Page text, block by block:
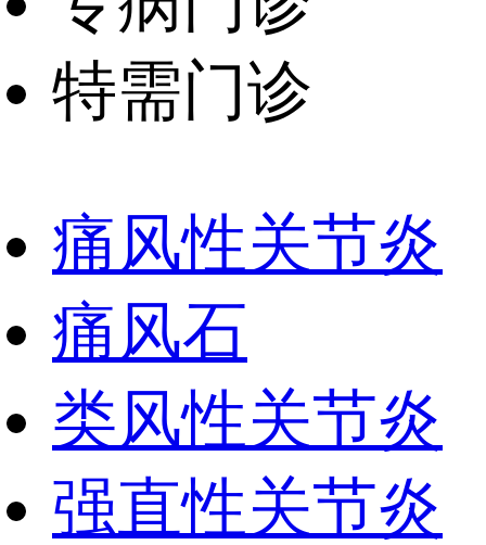
特需门诊
痛风性关节炎
痛风石
类风性关节炎
强直性关节炎